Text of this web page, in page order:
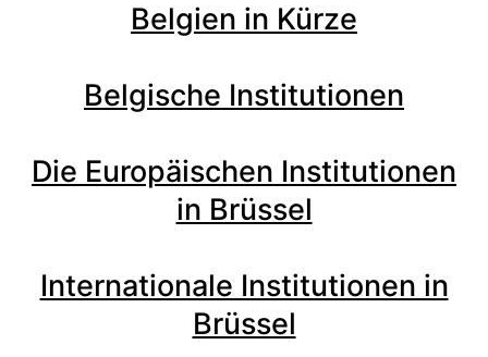
Belgien in Kürze
Belgische Institutionen
Die Europäischen Institutionen
in Brüssel
Internationale Institutionen in
Brüssel